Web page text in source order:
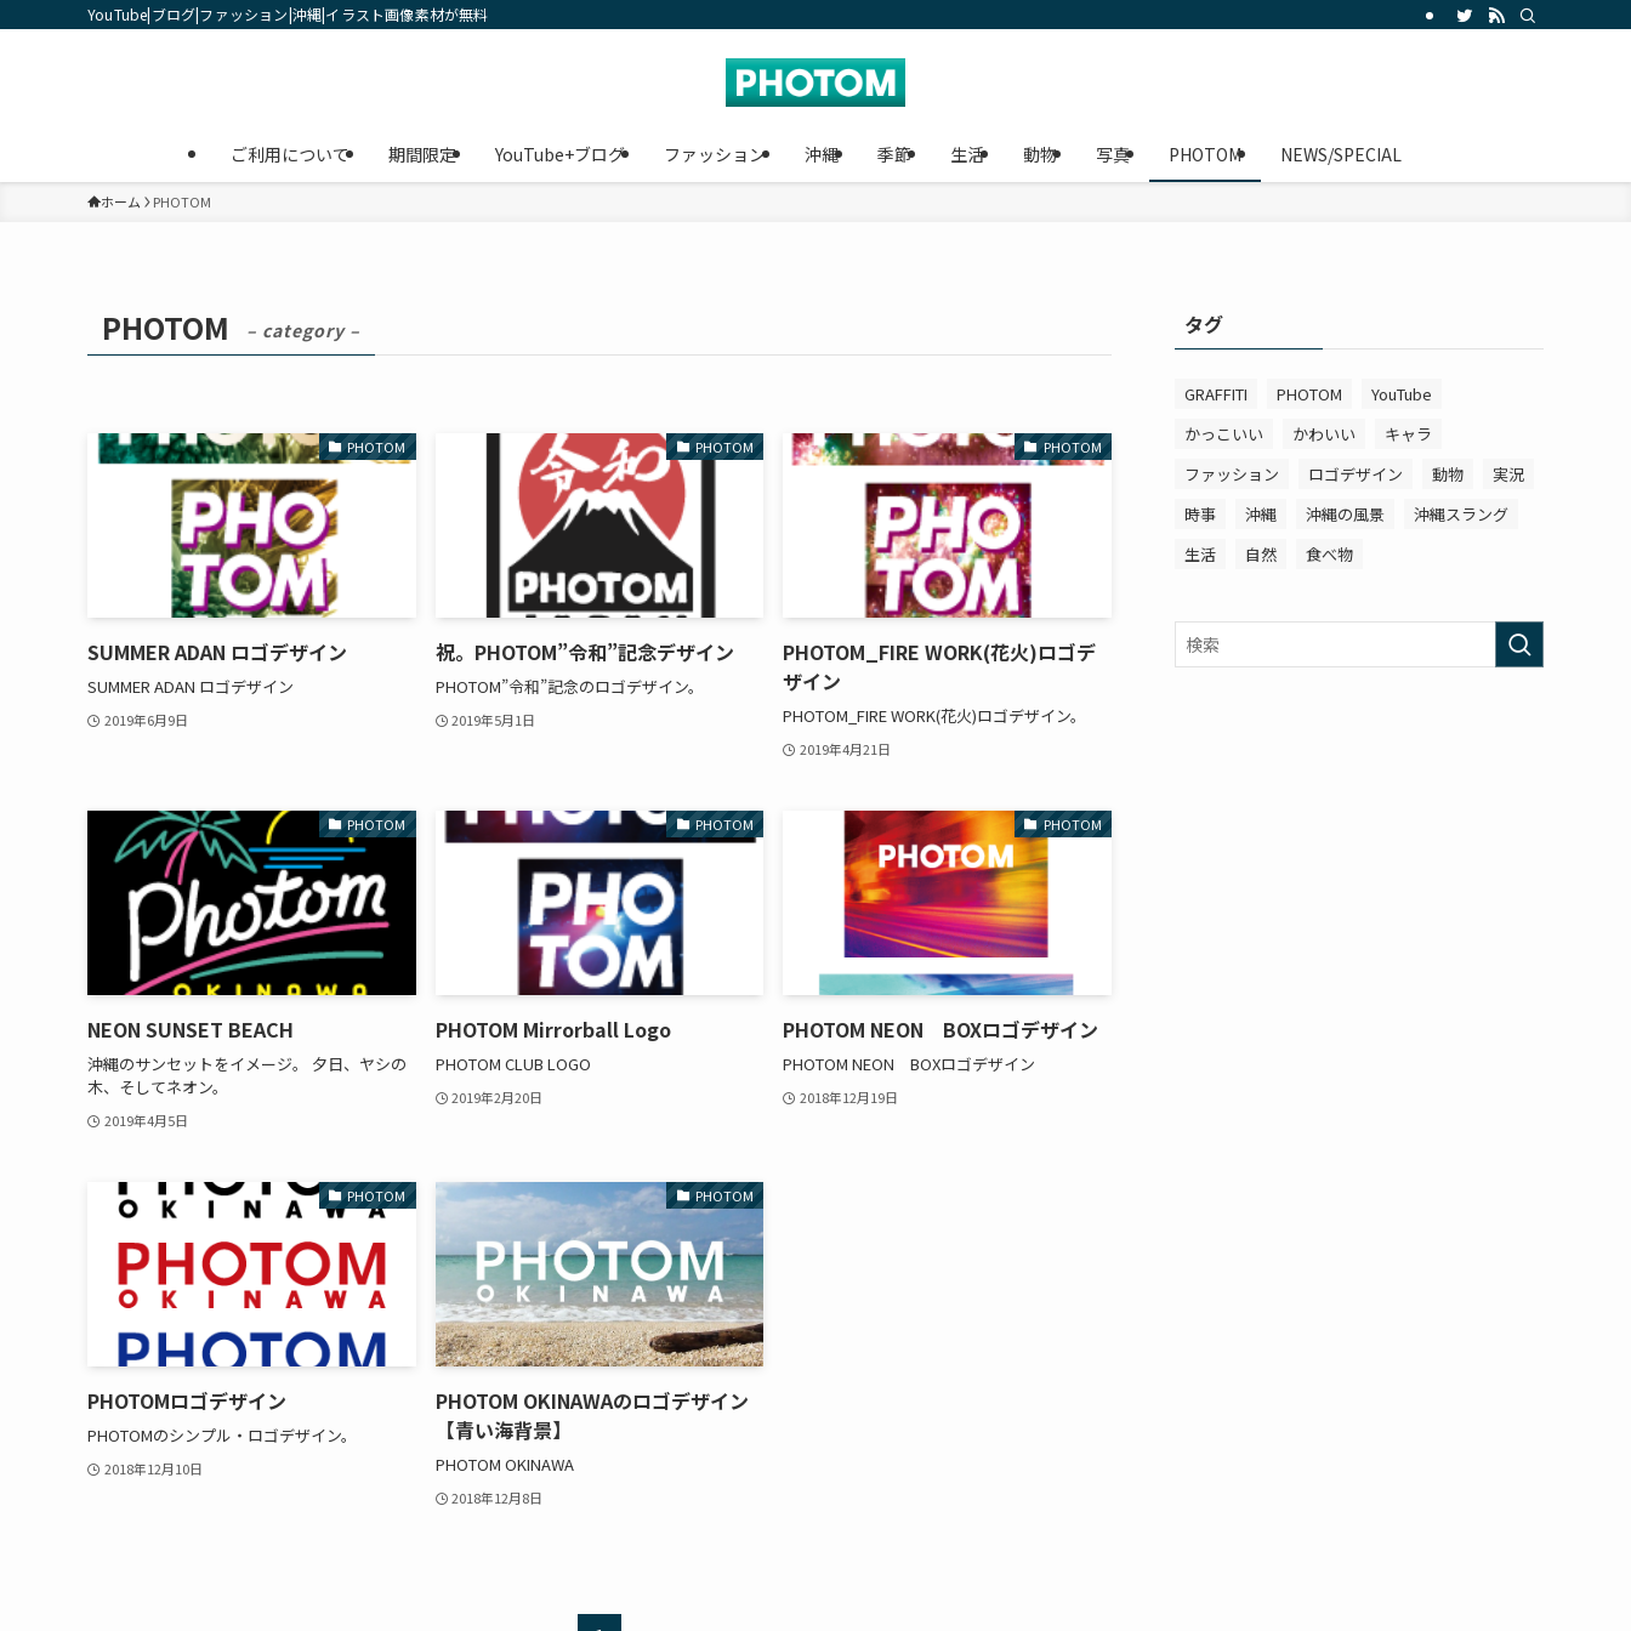
YouTube|ブログ|ファッション|沖縄|イラスト画像素材が無料
ご利用について 期間限定 YouTube+ブログ ファッション 沖縄 季節 生活 動物 写真 PHOTOM NEWS/SPECIAL
ホーム PHOTOM
PHOTOM – category –
PHOTOM
SUMMER ADAN ロゴデザイン
SUMMER ADAN ロゴデザイン
2019年6月9日
PHOTOM
祝。PHOTOM”令和”記念デザイン
PHOTOM”令和”記念のロゴデザイン。
2019年5月1日
PHOTOM
PHOTOM_FIRE WORK(花火)ロゴデ
ザイン
PHOTOM_FIRE WORK(花火)ロゴデザイン。
2019年4月21日
PHOTOM
NEON SUNSET BEACH
沖縄のサンセットをイメージ。 夕日、ヤシの
木、そしてネオン。
2019年4月5日
PHOTOM
PHOTOM Mirrorball Logo
PHOTOM CLUB LOGO
2019年2月20日
PHOTOM
PHOTOM NEON BOXロゴデザイン
PHOTOM NEON BOXロゴデザイン
2018年12月19日
PHOTOM
PHOTOMロゴデザイン
PHOTOMのシンプル・ロゴデザイン。
2018年12月10日
PHOTOM
PHOTOM OKINAWAのロゴデザイン
【青い海背景】
PHOTOM OKINAWA
2018年12月8日
タグ
GRAFFITI PHOTOM
YouTube
かっこいい
かわいい
キャラ
ファッション
ロゴデザイン 動物
実況
時事
沖縄 沖縄の風景
沖縄スラング
生活
自然 食べ物